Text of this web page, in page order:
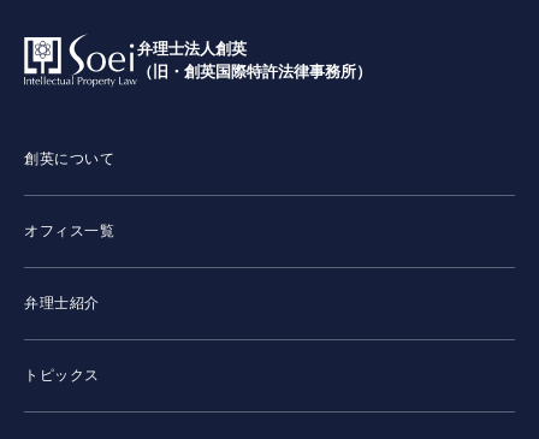
弁理士法人創英
（旧・創英国際特許法律事務所）
創英について
オフィス一覧
弁理士紹介
トピックス